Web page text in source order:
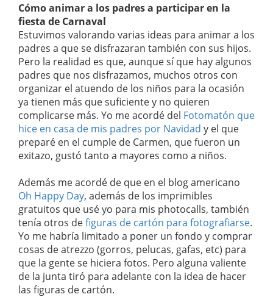
Cómo animar a los padres a participar en la
fiesta de Carnaval
Estuvimos valorando varias ideas para animar a los
padres a que se disfrazaran también con sus hijos.
Pero la realidad es que, aunque sí que hay algunos
padres que nos disfrazamos, muchos otros con
organizar el atuendo de los niños para la ocasión
ya tienen más que suficiente y no quieren
complicarse más. Yo me acordé del Fotomatón que
hice en casa de mis padres por Navidad y el que
preparé en el cumple de Carmen, que fueron un
exitazo, gustó tanto a mayores como a niños.
Además me acordé de que en el blog americano
Oh Happy Day, además de los imprimibles
gratuitos que usé yo para mis photocalls, también
tenía otros defiguras de cartón para fotografiarse.
Yo me habría limitado a poner un fondo y comprar
cosas de atrezzo (gorros, pelucas, gafas, etc) para
que la gente se hiciera fotos. Pero alguna valiente
de la junta tiró para adelante con la idea de hacer
las figuras de cartón.